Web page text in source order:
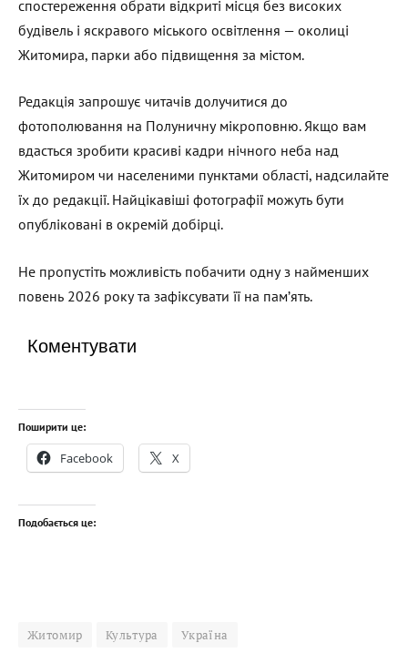
спостереження обрати відкриті місця без високих
будівель і яскравого міського освітлення — околиці
Житомира, парки або підвищення за містом.
Редакція запрошує читачів долучитися до
фотополювання на Полуничну мікроповню. Якщо вам
вдасться зробити красиві кадри нічного неба над
Житомиром чи населеними пунктами області, надсилайте
їх до редакції. Найцікавіші фотографії можуть бути
опубліковані в окремій добірці.
Не пропустіть можливість побачити одну з найменших
повень 2026 року та зафіксувати її на пам’ять.
Коментувати
Поширити це:
Facebook X
Подобається це:
Житомир Культура Україна